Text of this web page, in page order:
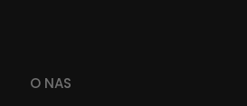
O NAS